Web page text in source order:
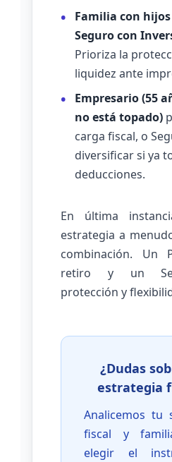
Familia con hijos
Seguro con
Prioriza la
liquidez ante
Empresario (55
no está topado)
carga fiscal, o
diversificar si ya
deducciones.
En última
estrategia a
combinación. Un
retiro y un
protección y
¿Dudas
estrategia
Analicemos tu
fiscal y
elegir el